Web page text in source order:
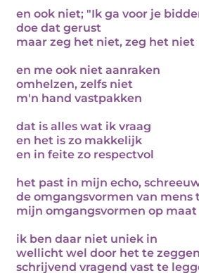
en ook niet; "Ik ga voor je
doe dat gerust
maar zeg het niet, zeg het niet
en me ook niet aanraken
omhelzen, zelfs niet
m'n hand vastpakken
dat is alles wat ik vraag
en het is zo makkelijk
en in feite zo respectvol
het past in mijn echo,
de omgangsvormen van mens
mijn omgangsvormen op maat
ik ben daar niet uniek in
wellicht wel door het te zeggen
schrijvend vragend vast te